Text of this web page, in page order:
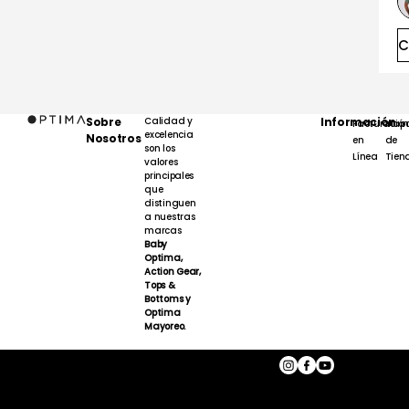
Sobre
Nosotros
Calidad y
excelencia
son los
valores
principales
que
distinguen
a nuestras
marcas
Baby
Optima,
Action Gear,
Tops &
Bottoms y
Optima
Mayoreo.
Información
Facturación
en
Línea
de